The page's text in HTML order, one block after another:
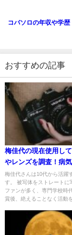
コバソロの年収や学
おすすめの記事
梅佳代の現在使用し
やレンズを調査！病気
いて！夫はいる？
梅佳代さんは10代から活躍
す。 被写体をストレートに
ファンが多く、専門学校時
賞後、絶えることなく活動を